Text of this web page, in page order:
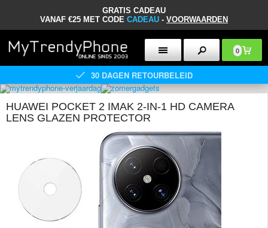
GRATIS CADEAU
VANAF €25 MET CODE CADEAU - VOORWAARDEN
0
30 DAGEN RETOURBELEID
HUAWEI POCKET 2 IMAK 2-IN-1 HD CAMERA
LENS GLAZEN PROTECTOR